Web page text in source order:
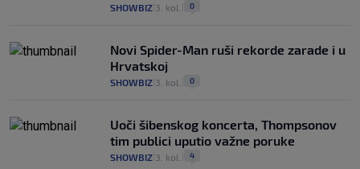
SHOWBIZ 3. kol. 0
Novi Spider-Man ruši rekorde zarade i u
Hrvatskoj
SHOWBIZ 3. kol. 0
Uoči šibenskog koncerta, Thompsonov
tim publici uputio važne poruke
SHOWBIZ 3. kol. 4